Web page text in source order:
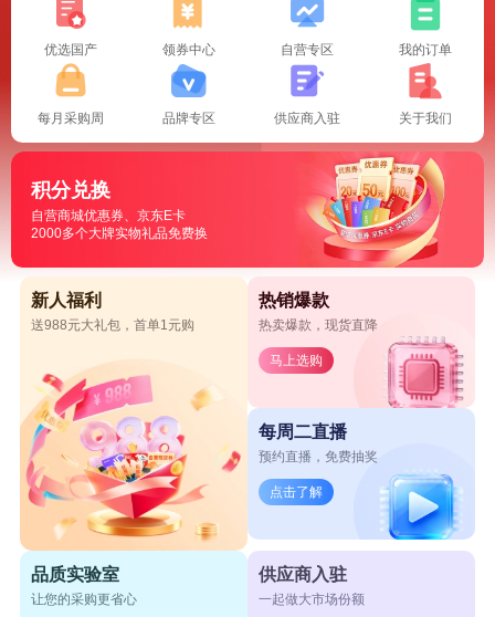
优选国产 领券中心 自营专区 我的订单
每月采购周 品牌专区 供应商入驻 关于我们
积分兑换
自营商城优惠券、京东E卡
2000多个大牌实物礼品免费换
新人福利
送988元大礼包，首单1元购
热销爆款
热卖爆款，现货直降
马上选购
每周二直播
预约直播，免费抽奖
点击了解
品质实验室
让您的采购更省心
供应商入驻
一起做大市场份额